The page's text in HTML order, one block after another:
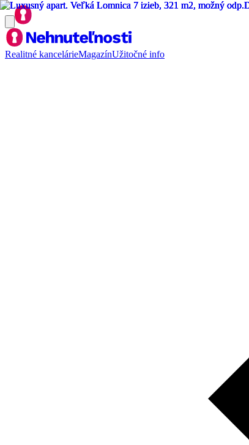
Realitné kancelárieMagazínUžitočné info